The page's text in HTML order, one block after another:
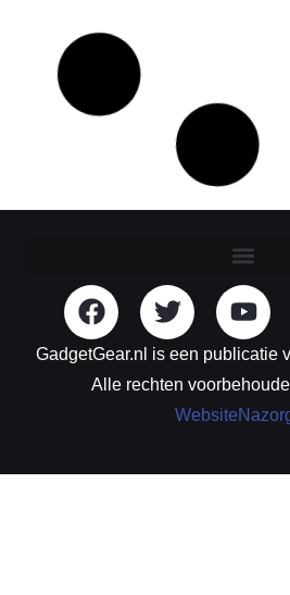
GadgetGear.nl is een publicatie
Alle rechten